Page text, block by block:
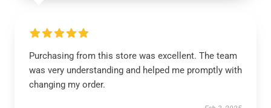
Purchasing from this store was excellent. The team
was very understanding and helped me promptly with
changing my order.